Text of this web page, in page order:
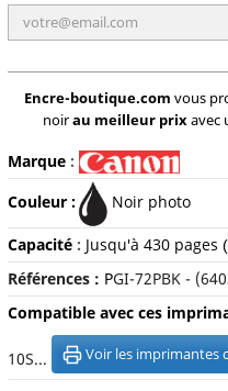
Encre-boutique.com vous
noirau meilleur prixavec
Marque:
Couleur :
Noir photo
Capacité: Jusqu'à 430 pages
Références : PGI-72PBK -
Compatible avec ces
10S... Voir les imprimantes